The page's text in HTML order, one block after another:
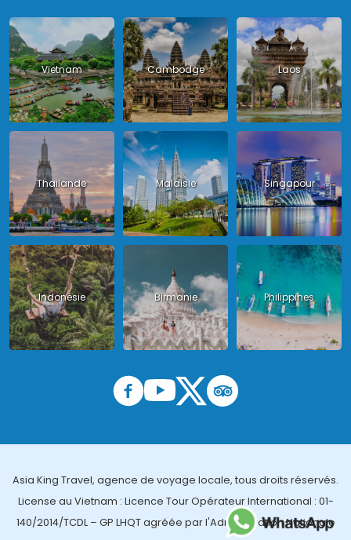
Vietnam Cambodge Laos
Thailande Malaisie Singapour
Indonésie Birmanie Philippines
Asia King Travel, agence de voyage locale, tous droits réservés.
License au Vietnam : Licence Tour Opérateur International : 01-
140/2014/TCDL – GP LHQT agréée par l'Administration Nationale